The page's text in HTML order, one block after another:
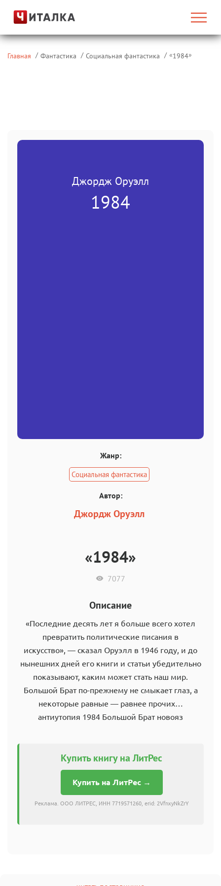
Главная Фантастика Социальная фантастика «1984»
Джордж Оруэлл
1984
Жанр:
Социальная фантастика
Автор:
Джордж Оруэлл
«1984»
7077
Описание
«Последние десять лет я больше всего хотел
превратить политические писания в
искусство», — сказал Оруэлл в 1946 году, и до
нынешних дней его книги и статьи убедительно
показывают, каким может стать наш мир.
Большой Брат по-прежнему не смыкает глаз, а
некоторые равные — равнее прочих…
антиутопия 1984 Большой Брат новояз
Купить книгу на ЛитРес
Купить на ЛитРес →
Реклама. ООО ЛИТРЕС, ИНН 7719571260, erid: 2VfnxyNkZrY